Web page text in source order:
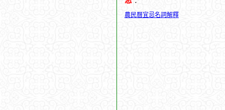
農民曆宜忌名詞解釋